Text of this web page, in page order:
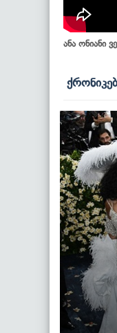
ანა ონიანი